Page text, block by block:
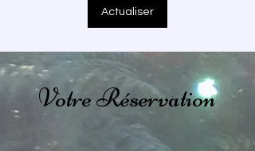
Actualiser
Votre Réservation